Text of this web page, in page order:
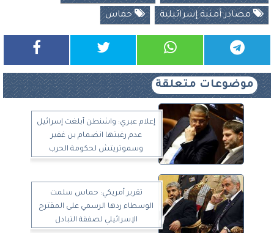
مصادر أمنية إسرائيلية حماس
موضوعات متعلقة
إعلام عبري: واشنطن أبلغت إسرائيل
عدم رغبتها انضمام بن غفير
وسموتريتش لحكومة الحرب
تقرير أمريكي: حماس سلمت
الوسطاء ردها الرسمي على المقترح
الإسرائيلي لصفقة التبادل